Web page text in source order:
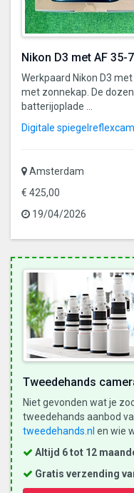
Nikon D3 met AF
Werkpaard Nikon D3
met zonnekap. De
batterijoplade ...
Digitale
Amsterdam
€ 425,00
19/04/2026
Tweedehands
Niet gevonden wat je
tweedehands aanbod
tweedehands.nl en wie
Altijd 6 tot 12
Gratis verzending